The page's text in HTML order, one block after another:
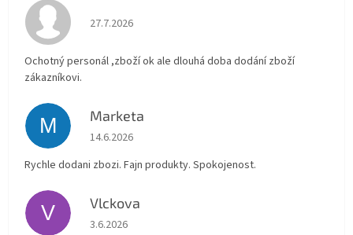
Hodnocení obchodu je 4 z 5 hvězdiček.
27.7.2026
Ochotný personál ,zboží ok ale dlouhá doba dodání zboží
zákazníkovi.
M Marketa
Hodnocení obchodu je 5 z 5 hvězdiček.
14.6.2026
Rychle dodani zbozi. Fajn produkty. Spokojenost.
V Vlckova
Hodnocení obchodu je 5 z 5 hvězdiček.
3.6.2026